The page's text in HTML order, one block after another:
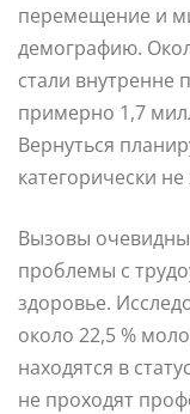
перемещение и
демографию.
стали
примерно 1,7
Вернуться
категорически
Вызовы
проблемы с
здоровье.
около 22,5 %
находятся в
не проходят